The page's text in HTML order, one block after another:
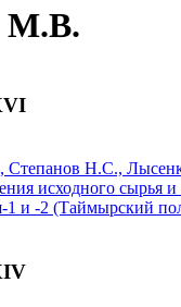
М.В.
Степанов Н.С.,
исходного сырья
1 и -2 (Таймырский